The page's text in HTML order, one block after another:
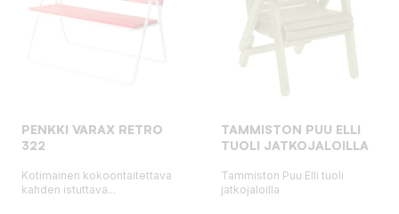
PENKKI VARAX RETRO
322
Kotimainen kokoontaitettava
kahden istuttava...
TAMMISTON PUU ELLI
TUOLI JATKOJALOILLA
Tammiston Puu Elli tuoli
jatkojaloilla